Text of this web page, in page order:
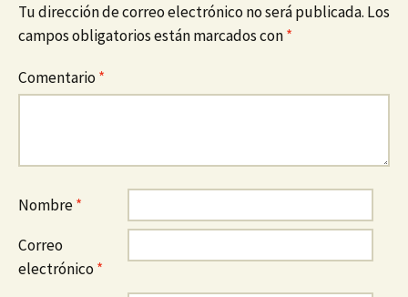
Tu dirección de correo electrónico no será publicada. Los
campos obligatorios están marcados con*
Comentario*
Nombre*
Correo
electrónico*